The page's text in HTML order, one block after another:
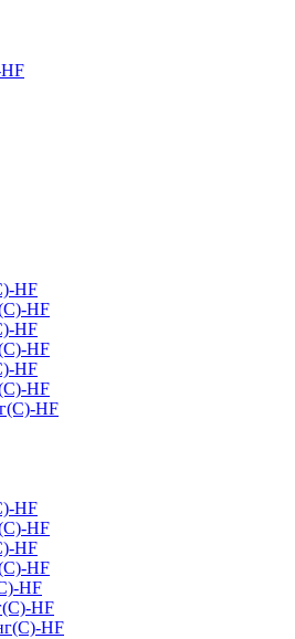
HF
HF
HF
HF
HF
HF
HF
HF
HF
HF
HF
HF
HF
HF